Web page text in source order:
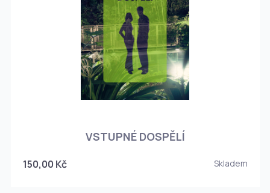
VSTUPNÉ DOSPĚLÍ
150,00 Kč Skladem